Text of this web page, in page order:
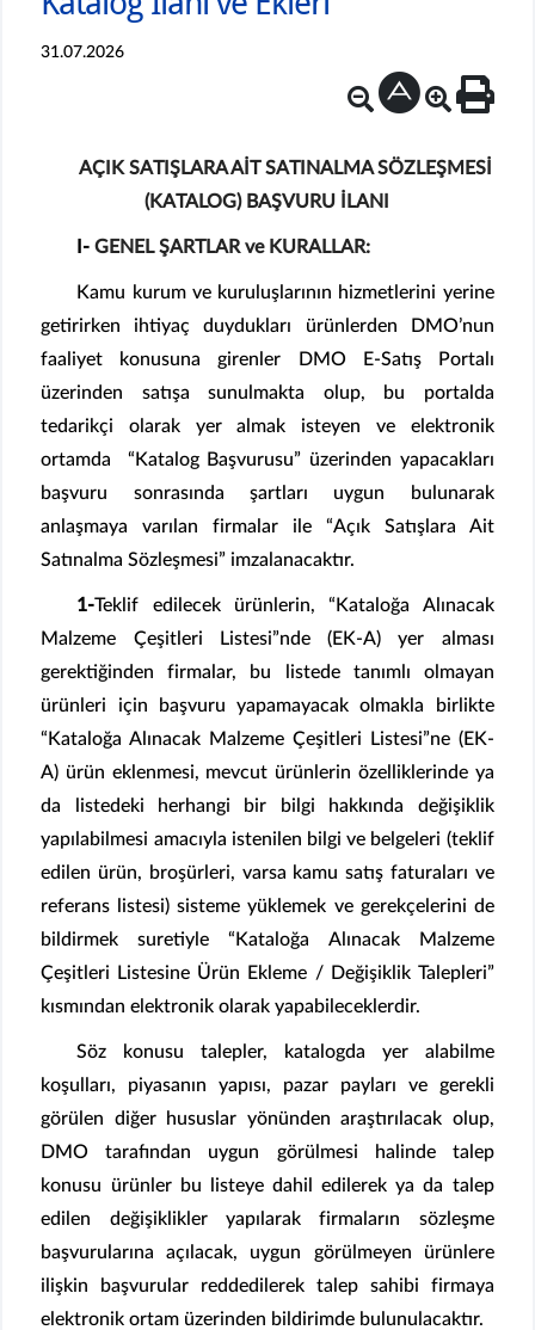
31.07.2026
AÇIK SATIŞLARA AİT SATINALMA SÖZLEŞMESİ
(KATALOG) BAŞVURU İLANI
I- GENEL ŞARTLAR ve KURALLAR:
Kamu kurum ve kuruluşlarının hizmetlerini yerine
getirirken ihtiyaç duydukları ürünlerden DMO’nun
faaliyet konusuna girenler DMO E-Satış Portalı
üzerinden satışa sunulmakta olup, bu portalda
tedarikçi olarak yer almak isteyen ve elektronik
ortamda “Katalog Başvurusu” üzerinden yapacakları
başvuru sonrasında şartları uygun bulunarak
anlaşmaya varılan firmalar ile “Açık Satışlara Ait
Satınalma Sözleşmesi” imzalanacaktır.
1-Teklif edilecek ürünlerin, “Kataloğa Alınacak
Malzeme Çeşitleri Listesi”nde (EK-A) yer alması
gerektiğinden firmalar, bu listede tanımlı olmayan
ürünleri için başvuru yapamayacak olmakla birlikte
“Kataloğa Alınacak Malzeme Çeşitleri Listesi”ne (EK-
A) ürün eklenmesi, mevcut ürünlerin özelliklerinde ya
da listedeki herhangi bir bilgi hakkında değişiklik
yapılabilmesi amacıyla istenilen bilgi ve belgeleri (teklif
edilen ürün, broşürleri, varsa kamu satış faturaları ve
referans listesi) sisteme yüklemek ve gerekçelerini de
bildirmek suretiyle “Kataloğa Alınacak Malzeme
Çeşitleri Listesine Ürün Ekleme / Değişiklik Talepleri”
kısmından elektronik olarak yapabileceklerdir.
Söz konusu talepler, katalogda yer alabilme
koşulları, piyasanın yapısı, pazar payları ve gerekli
görülen diğer hususlar yönünden araştırılacak olup,
DMO tarafından uygun görülmesi halinde talep
konusu ürünler bu listeye dahil edilerek ya da talep
edilen değişiklikler yapılarak firmaların sözleşme
başvurularına açılacak, uygun görülmeyen ürünlere
ilişkin başvurular reddedilerek talep sahibi firmaya
elektronik ortam üzerinden bildirimde bulunulacaktır.